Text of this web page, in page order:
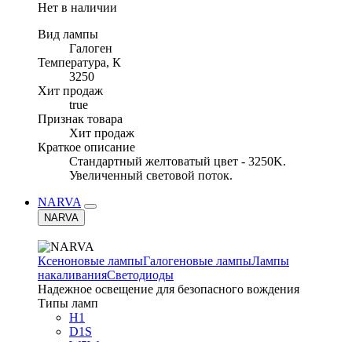
Нет в наличии
Вид лампы
Галоген
Температура, К
3250
Хит продаж
true
Признак товара
Хит продаж
Краткое описание
Стандартный желтоватый цвет - 3250K.
Увеличенный световой поток.
NARVA
NARVA
Ксеноновые лампыГалогеновые лампыЛампы
накаливанияСветодиоды
Надежное освещение для безопасного вождения
Типы ламп
H1
D1S